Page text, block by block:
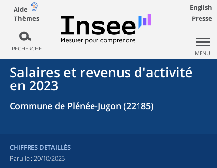
Aide
Thèmes
RECHERCHE
English
Presse
MENU
Salaires et revenus d'activité
en 2023
Commune de Plénée-Jugon (22185)
CHIFFRES DÉTAILLÉS
Paru le : 20/10/2025